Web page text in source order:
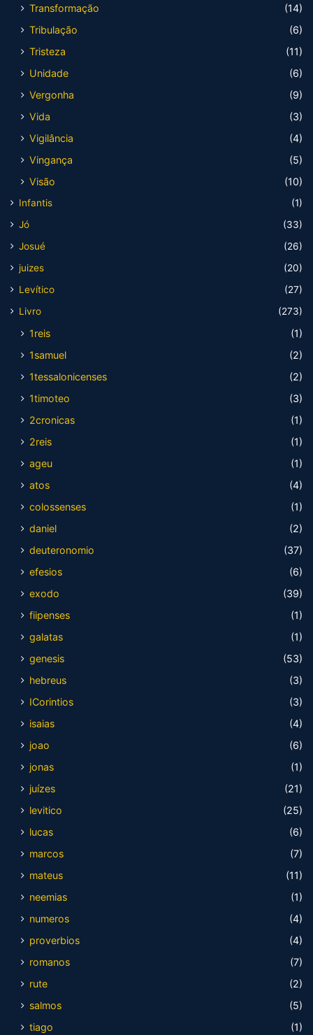
Transformação
(14)
Tribulação
(6)
Tristeza
(11)
Unidade
(6)
Vergonha
(9)
Vida
(3)
Vigilância
(4)
Vingança
(5)
Visão
(10)
Infantis
(1)
Jó
(33)
Josué
(26)
juizes
(20)
Levítico
(27)
Livro
(273)
1reis
(1)
1samuel
(2)
1tessalonicenses
(2)
1timoteo
(3)
2cronicas
(1)
2reis
(1)
ageu
(1)
atos
(4)
colossenses
(1)
daniel
(2)
deuteronomio
(37)
efesios
(6)
exodo
(39)
fiipenses
(1)
galatas
(1)
genesis
(53)
hebreus
(3)
ICorintios
(3)
isaias
(4)
joao
(6)
jonas
(1)
juízes
(21)
levitico
(25)
lucas
(6)
marcos
(7)
mateus
(11)
neemias
(1)
numeros
(4)
proverbios
(4)
romanos
(7)
rute
(2)
salmos
(5)
tiago
(1)